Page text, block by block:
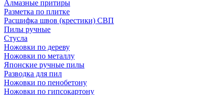
Алмазные притиры
Разметка по плитке
Расшифка швов (крестики) СВП
Пилы ручные
Стусла
Ножовки по дереву
Ножовки по металлу
Японские ручные пилы
Разводка для пил
Ножовки по пенобетону
Ножовки по гипсокартону